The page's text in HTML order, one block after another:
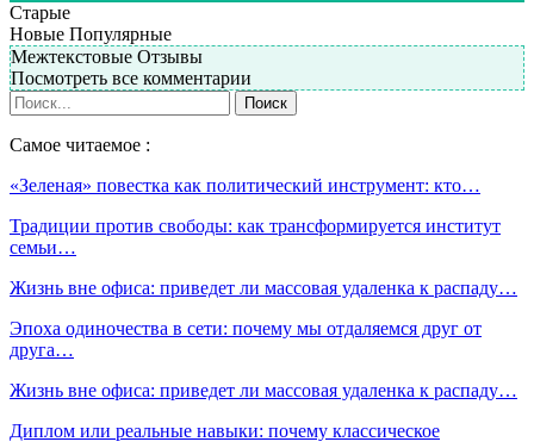
Старые
Новые Популярные
Межтекстовые Отзывы
Посмотреть все комментарии
Самое читаемое :
«Зеленая» повестка как политический инструмент: кто…
Традиции против свободы: как трансформируется институт
семьи…
Жизнь вне офиса: приведет ли массовая удаленка к распаду…
Эпоха одиночества в сети: почему мы отдаляемся друг от
друга…
Жизнь вне офиса: приведет ли массовая удаленка к распаду…
Диплом или реальные навыки: почему классическое